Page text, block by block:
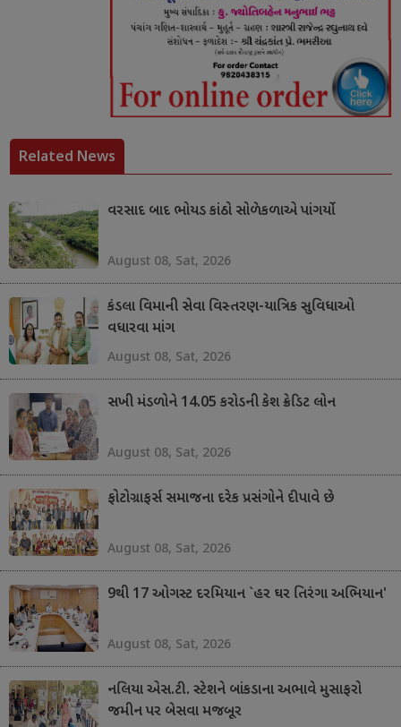
Related News
વરસાદ બાદ ભોયડ કાંઠો સોળેકળાએ પાંગર્યો
August 08, Sat, 2026
કંડલા વિમાની સેવા વિસ્તરણ-યાત્રિક સુવિધાઓ
વધારવા માંગ
August 08, Sat, 2026
સખી મંડળોને 14.05 કરોડની કેશ ક્રેડિટ લોન
August 08, Sat, 2026
ફોટોગ્રાફર્સ સમાજના દરેક પ્રસંગોને દીપાવે છે
August 08, Sat, 2026
9થી 17 ઓગસ્ટ દરમિયાન `હર ઘર તિરંગા અભિયાન'
August 08, Sat, 2026
નલિયા એસ.ટી. સ્ટેશને બાંકડાના અભાવે મુસાફરો
જમીન પર બેસવા મજબૂર